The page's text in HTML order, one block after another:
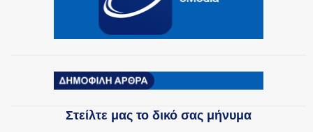
Στείλτε μας το δικό σας μήνυμα